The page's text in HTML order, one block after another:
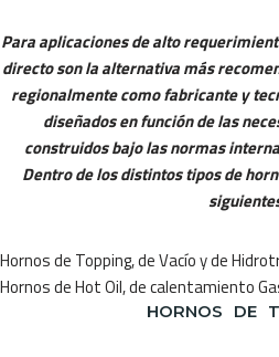
Para aplicaciones de alto
directo son la alternativa más
regionalmente como fabricante y
diseñados en función de las
construidos bajo las normas
Dentro de los distintos tipos de
Hornos de Topping, de Vacío y de
Hornos de Hot Oil, de calentamiento
HORNOS DE